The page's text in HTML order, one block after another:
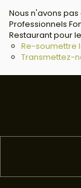
Nous n'avons
Professionnels
Restaurant pour
Re-soumettre
Transmettez-